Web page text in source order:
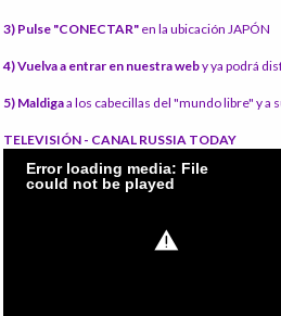
3) Pulse "CONECTAR" en la ubicación JAPÓN
4) Vuelva a entrar en nuestra weby ya podrá
5) Maldigaa los cabecillas del "mundo libre" y a
TELEVISIÓN - CANAL RUSSIA TODAY